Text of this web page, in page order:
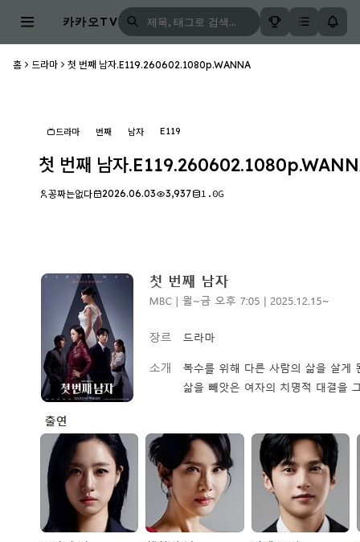
카카오TV
홈 드라마 첫 번째 남자.E119.260602.1080p.WANNA
드라마 번째 남자 E119
첫 번째 남자
꽁짜는없다 2026.06.03 3,937 1.0G